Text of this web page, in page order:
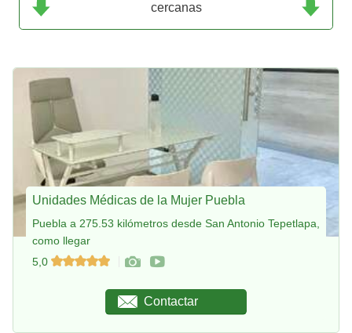
cercanas
Unidades Médicas de la Mujer Puebla
Puebla a 275.53 kilómetros desde San Antonio Tepetlapa,
como llegar
5,0
Contactar